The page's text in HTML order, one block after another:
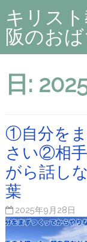
キリス
阪のお
日:
①自分を
さい②相
がら話し
葉
2025年9月28日